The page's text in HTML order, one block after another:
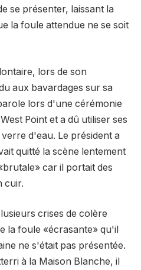
se présenter, laissant la
la foule attendue ne se soit
lors de son
aux bavardages sur sa
lors d'une cérémonie
Point et a dû utiliser ses
d'eau. Le président a
quitté la scène lentement
car il portait des
cuir.
crises de colère
la foule «écrasante» qu'il
ne s'était pas présentée.
à la Maison Blanche, il